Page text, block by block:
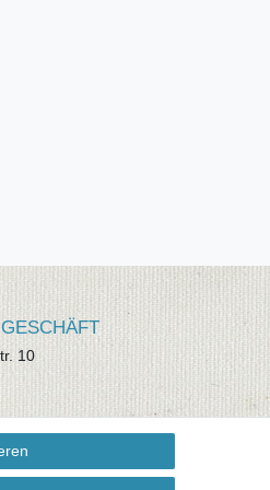
10
8.00 - 18.00 Uhr,
8.00 -